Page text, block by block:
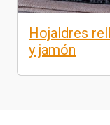
Hojaldres
y jamón